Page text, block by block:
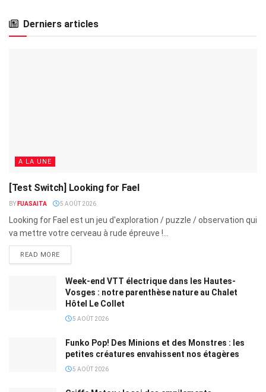
Derniers articles
A LA UNE
[Test Switch] Looking for Fael
BY FUASAITA 5 AOÛT 2026
Looking for Fael est un jeu d'exploration / puzzle / observation qui
va mettre votre cerveau à rude épreuve !...
READ MORE
Week-end VTT électrique dans les Hautes-
Vosges : notre parenthèse nature au Chalet
Hôtel Le Collet
5 AOÛT 2026
Funko Pop! Des Minions et des Monstres : les
petites créatures envahissent nos étagères
5 AOÛT 2026